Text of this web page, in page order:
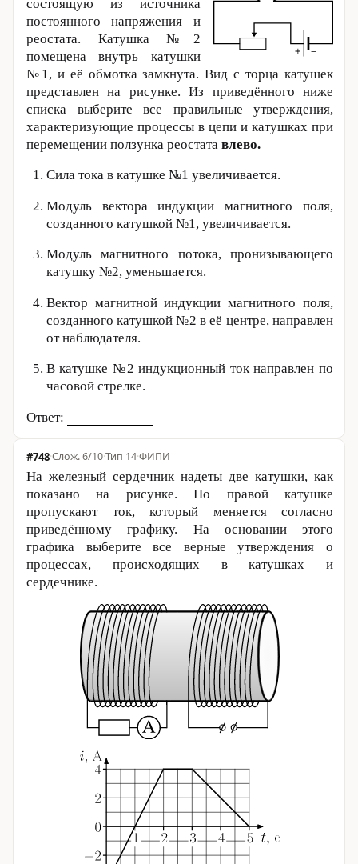
состоящую из источника
постоянного напряжения и
реостата. Катушка №2
помещена внутрь катушки
№1, и её обмотка замкнута. Вид с торца катушек
представлен на рисунке. Из приведённого ниже
списка выберите все правильные утверждения,
характеризующие процессы в цепи и катушках при
перемещении ползунка реостата влево.
Сила тока в катушке №1 увеличивается.
Модуль вектора индукции магнитного поля,
созданного катушкой №1, увеличивается.
Модуль магнитного потока, пронизывающего
катушку №2, уменьшается.
Вектор магнитной индукции магнитного поля,
созданного катушкой №2 в её центре, направлен
от наблюдателя.
В катушке №2 индукционный ток направлен по
часовой стрелке.
Ответ:
#748· 6/10·Тип 14·ФИПИ
На железный сердечник надеты две катушки, как
показано на рисунке. По правой катушке
пропускают ток, который меняется согласно
приведённому графику. На основании этого
графика выберите все верные утверждения о
процессах, происходящих в катушках и
сердечнике.